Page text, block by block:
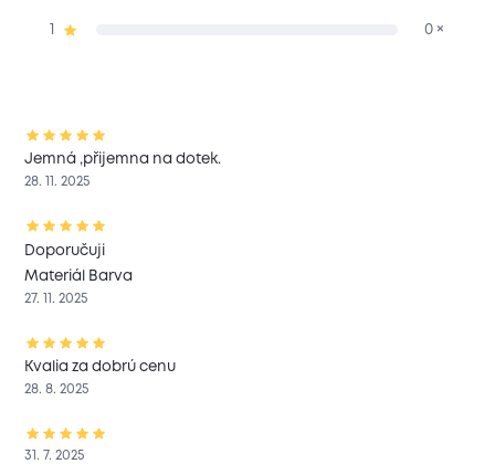
0 ×
Jemná ,přijemna na dotek.
28. 11. 2025
Doporučuji
Materiál Barva
27. 11. 2025
Kvalia za dobrú cenu
28. 8. 2025
31. 7. 2025